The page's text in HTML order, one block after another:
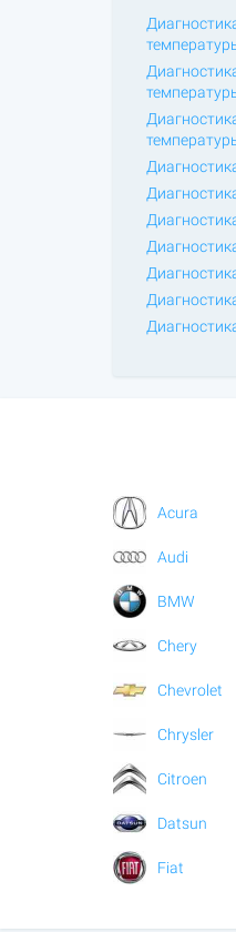
Acura
Audi
BMW
Chery
Chevrolet
Chrysler
Citroen
Datsun
Fiat